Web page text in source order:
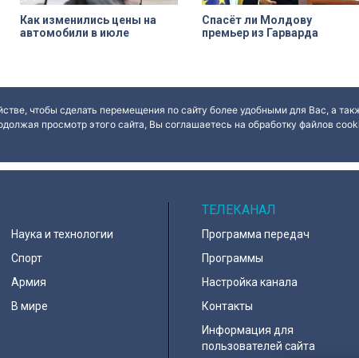
Как изменились цены на
автомобили в июле
Спасёт ли Молдову
премьер из Гарварда
чтобы сделать перемещения по сайту более удобными для Вас, а
просмотр этого сайта, Вы соглашаетесь на обработку файлов
Наука и технологии
Спорт
Армия
В мире
ТЕЛЕКАНАЛ
Программа передач
Программы
Настройка канала
Контакты
Информация для
пользователей сайта